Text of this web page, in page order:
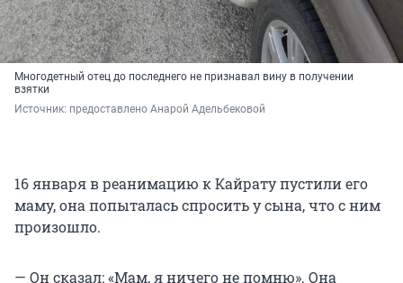
Многодетный отец до последнего не признавал вину в получении
взятки
Источник: предоставлено Анарой Адельбековой
16 января в реанимацию к Кайрату пустили его
маму, она попыталась спросить у сына, что с ним
произошло.
— Он сказал: «Мам, я ничего не помню». Она